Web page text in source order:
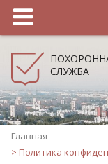
СЛУЖБА
Главная
> Политика